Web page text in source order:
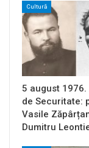
Cultură
5 august
de Securitate:
Vasile
Dumitru